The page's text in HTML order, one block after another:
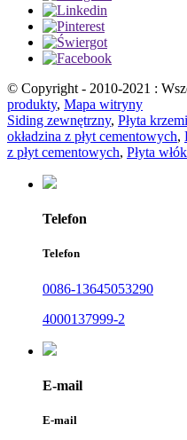
© Copyright - 2010-2021 :
produkty, Mapa witryny
Siding zewnętrzny, Płyta
okładzina z płyt cementowych,
z płyt cementowych, Płyta
Telefon
Telefon
0086-13645053290
4000137999-2
E-mail
E-mail